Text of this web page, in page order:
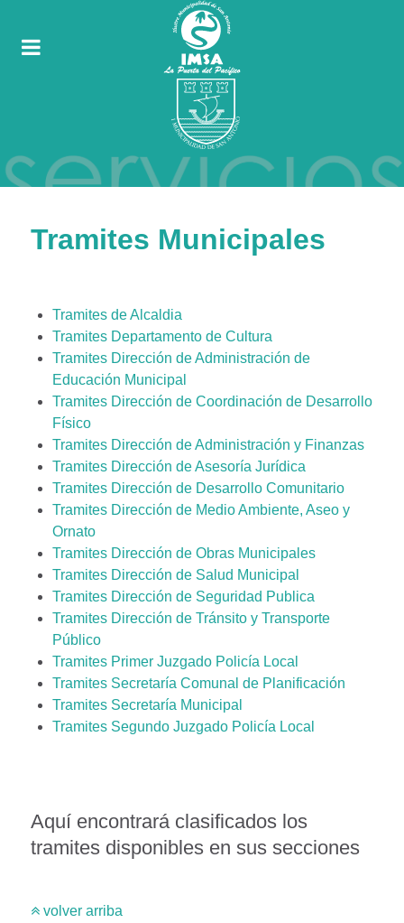
Tramites Municipales
Tramites de Alcaldia
Tramites Departamento de Cultura
Tramites Dirección de Administración de
Educación Municipal
Tramites Dirección de Coordinación de Desarrollo
Físico
Tramites Dirección de Administración y Finanzas
Tramites Dirección de Asesoría Jurídica
Tramites Dirección de Desarrollo Comunitario
Tramites Dirección de Medio Ambiente, Aseo y
Ornato
Tramites Dirección de Obras Municipales
Tramites Dirección de Salud Municipal
Tramites Dirección de Seguridad Publica
Tramites Dirección de Tránsito y Transporte
Público
Tramites Primer Juzgado Policía Local
Tramites Secretaría Comunal de Planificación
Tramites Secretaría Municipal
Tramites Segundo Juzgado Policía Local
Aquí encontrará clasificados los
tramites disponibles en sus secciones
volver arriba